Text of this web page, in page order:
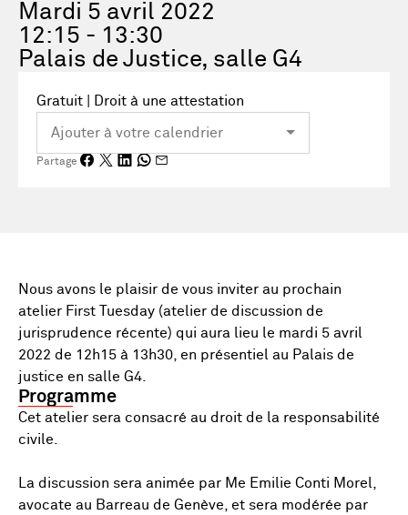
Mardi 5 avril 2022
12:15 - 13:30
Palais de Justice, salle G4
Gratuit | Droit à une attestation
Partage
Nous avons le plaisir de vous inviter au prochain
atelier First Tuesday (atelier de discussion de
jurisprudence récente) qui aura lieu le mardi 5 avril
2022 de 12h15 à 13h30, en présentiel au Palais de
justice en salle G4.
Programme
Cet atelier sera consacré au droit de la responsabilité
civile.
La discussion sera animée par Me Emilie Conti Morel,
avocate au Barreau de Genève, et sera modérée par